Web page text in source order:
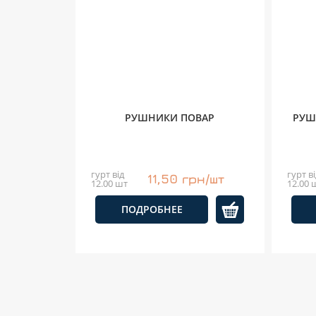
РУШНИКИ ПОВАР
гурт від
12.00 шт 11,50 грн/шт
ПОДРОБНЕЕ
гурт
12.00